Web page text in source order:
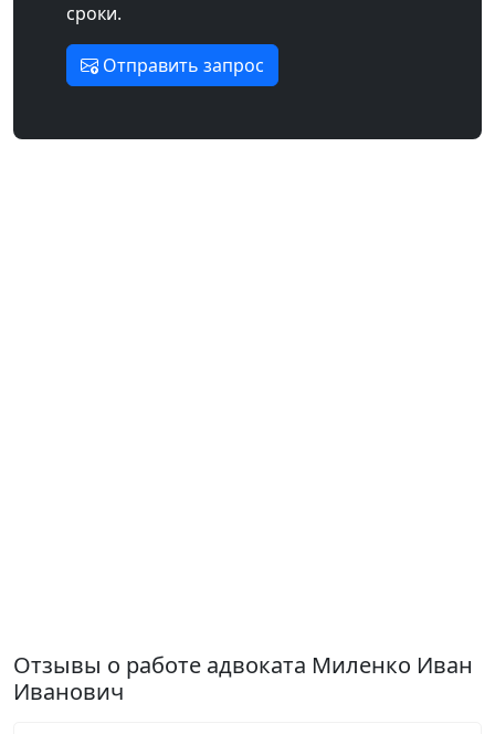
сроки.
Отправить запрос
Отзывы о работе адвоката Миленко Иван
Иванович